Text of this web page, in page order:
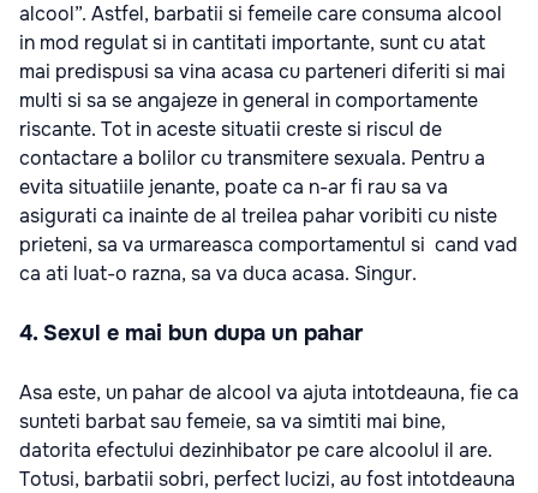
alcool”. Astfel, barbatii si femeile care consuma alcool
in mod regulat si in cantitati importante, sunt cu atat
mai predispusi sa vina acasa cu parteneri diferiti si mai
multi si sa se angajeze in general in comportamente
riscante. Tot in aceste situatii creste si riscul de
contactare a bolilor cu transmitere sexuala. Pentru a
evita situatiile jenante, poate ca n-ar fi rau sa va
asigurati ca inainte de al treilea pahar voribiti cu niste
prieteni, sa va urmareasca comportamentul si cand vad
ca ati luat-o razna, sa va duca acasa. Singur.
4. Sexul e mai bun dupa un pahar
Asa este, un pahar de alcool va ajuta intotdeauna, fie ca
sunteti barbat sau femeie, sa va simtiti mai bine,
datorita efectului dezinhibator pe care alcoolul il are.
Totusi, barbatii sobri, perfect lucizi, au fost intotdeauna